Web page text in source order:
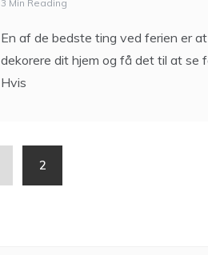
3 Min Reading
En af de bedste ting ved ferien er
dekorere dit hjem og få det til at se
Hvis
2